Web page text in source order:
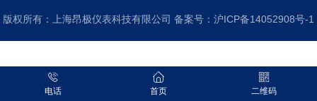
版权所有：上海昂极仪表科技有限公司 备案号： 沪ICP备14052908号-1
电话 首页 二维码